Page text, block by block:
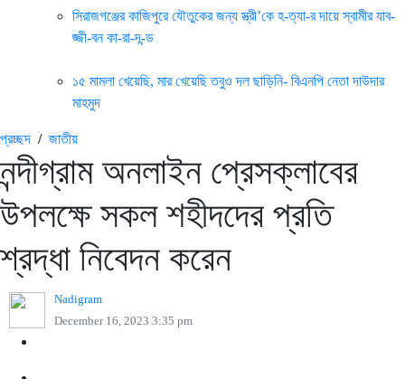
সিরাজগঞ্জের কাজিপুরে যৌতুকের জন্য স্ত্রী’কে হ-ত্যা-র দায়ে স্বামীর যাব-
জ্জী-বন কা-রা-দ-ন্ড
১৫ মামলা খেয়েছি, মার খেয়েছি তবুও দল ছাড়িনি- বিএনপি নেতা দাউদার
মাহমুদ
প্রচ্ছদ / জাতীয়
নন্দীগ্রাম অনলাইন প্রেসক্লাবের
উপলক্ষে সকল শহীদদের প্রতি
শ্রদ্ধা নিবেদন করেন
Nadigram
December 16, 2023 3:35 pm